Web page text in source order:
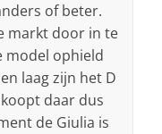
of beter.
markt door in te
model ophield
laag zijn het D
daar dus
de Giulia is